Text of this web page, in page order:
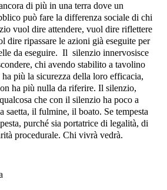
di più in una terra dove un
può fare la differenza sociale di chi
vuol dire attendere, vuol dire riflettere
dire ripassare le azioni già eseguite per
da eseguire. Il silenzio innervosisce
chi avendo stabilito a tavolino
ha più la sicurezza della loro efficacia,
ha più nulla da riferire. Il silenzio,
che con il silenzio ha poco a
saetta, il fulmine, il boato. Se tempesta
purché sia portatrice di legalità, di
procedurale. Chi vivrà vedrà.